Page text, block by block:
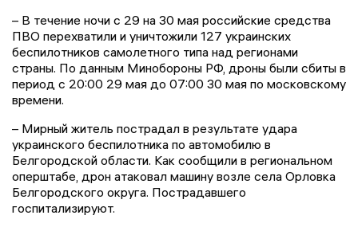
– В течение ночи с 29 на 30 мая российские средства
ПВО перехватили и уничтожили 127 украинских
беспилотников самолетного типа над регионами
страны. По данным Минобороны РФ, дроны были сбиты в
период с 20:00 29 мая до 07:00 30 мая по московскому
времени.
– Мирный житель пострадал в результате удара
украинского беспилотника по автомобилю в
Белгородской области. Как сообщили в региональном
оперштабе, дрон атаковал машину возле села Орловка
Белгородского округа. Пострадавшего
госпитализируют.